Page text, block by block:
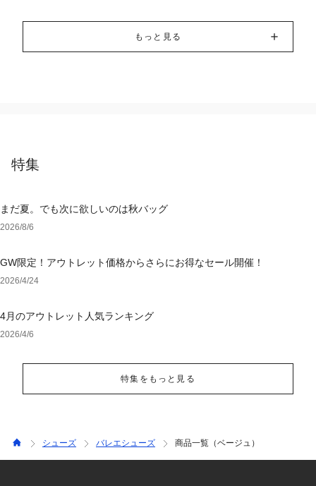
もっと見る
特集
まだ夏。でも次に欲しいのは秋バッグ
2026/8/6
GW限定！アウトレット価格からさらにお得なセール開催！
2026/4/24
4月のアウトレット人気ランキング
2026/4/6
特集をもっと見る
シューズ バレエシューズ 商品一覧（ベージュ）